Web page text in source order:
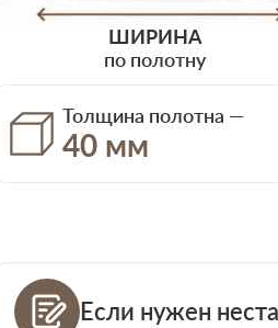
ШИРИНА
по полотну
Толщина полотна —
40 мм
Если нужен